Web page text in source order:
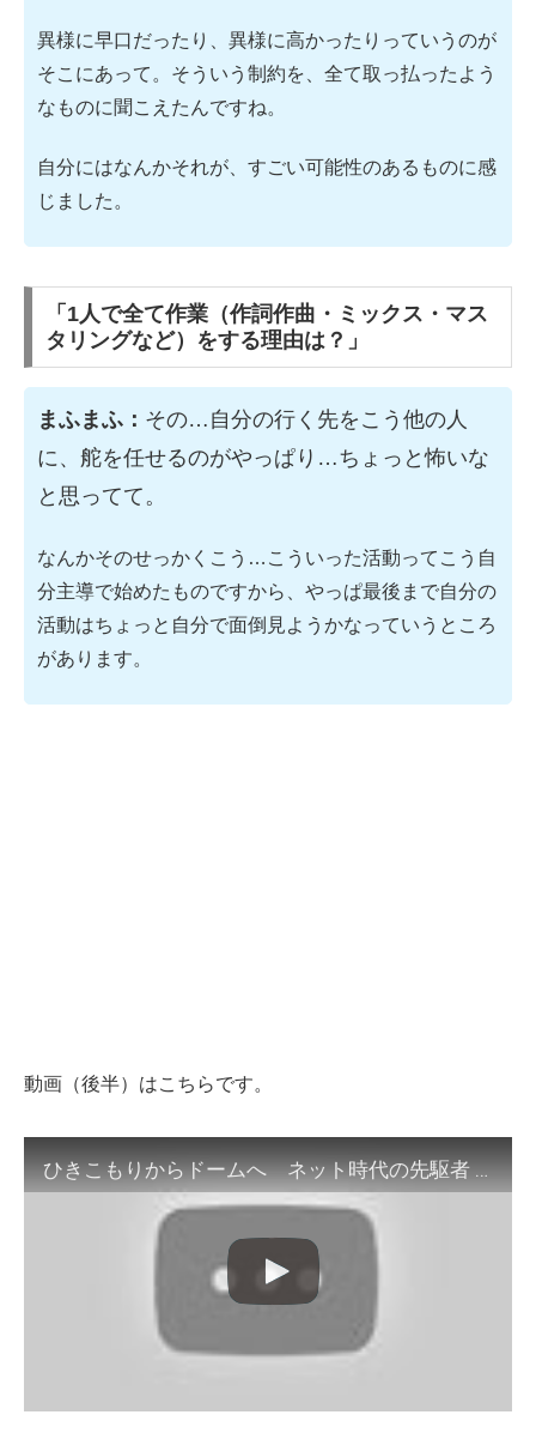
異様に早口だったり、異様に高かったりっていうのが
そこにあって。そういう制約を、全て取っ払ったよう
なものに聞こえたんですね。
自分にはなんかそれが、すごい可能性のあるものに感
じました。
「1人で全て作業（作詞作曲・ミックス・マス
タリングなど）をする理由は？」
まふまふ： その…自分の行く先をこう他の人
に、舵を任せるのがやっぱり…ちょっと怖いな
と思ってて。
なんかそのせっかくこう…こういった活動ってこう自
分主導で始めたものですから、やっぱ最後まで自分の
活動はちょっと自分で面倒見ようかなっていうところ
があります。
動画（後半）はこちらです。
ひきこもりからドームへ ネット時代の先駆者 2019年10月20日（日）放送（後半最終）